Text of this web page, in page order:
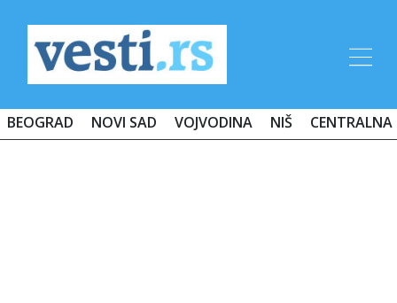
BEOGRAD NOVI SAD VOJVODINA NIŠ CENTRALNA